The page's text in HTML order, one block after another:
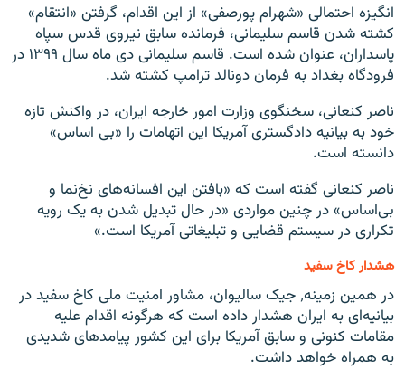
انگیزه احتمالی «شهرام پورصفی» از این اقدام، گرفتن «انتقام»
کشته شدن قاسم سلیمانی، فرمانده سابق نیروی قدس سپاه
پاسداران، عنوان شده است. قاسم سلیمانی دی ماه سال ۱۳۹۹ در
فرودگاه بغداد به فرمان دونالد ترامپ کشته شد.
ناصر کنعانی، سخنگوی وزارت امور خارجه ایران، در واکنش تازه
خود به بیانیه دادگستری آمریکا این اتهامات را «بی اساس»
دانسته است.
ناصر کنعانی گفته است که «بافتن این افسانه‌های نخ‌نما و
بی‌اساس» در چنین مواردی «در حال تبدیل شدن به یک رویه
تکراری در سیستم قضایی و تبلیغاتی آمریکا است.»
هشدار کاخ سفید
در همین زمینه٬ جیک سالیوان، مشاور امنیت ملی کاخ سفید در
بیانیه‌ای به ایران هشدار داده است که هرگونه اقدام علیه
مقامات کنونی و سابق آمریکا برای این کشور پیامدهای شدیدی
به همراه خواهد داشت.